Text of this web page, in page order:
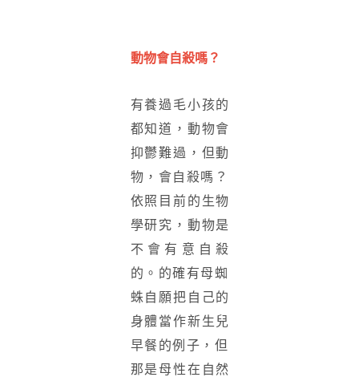
動物會自殺嗎？
有養過毛小孩的
都知道，動物會
抑鬱難過，但動
物，會自殺嗎？
依照目前的生物
學研究，動物是
不會有意自殺
的。 的確有母蜘
蛛自願把自己的
身體當作新生兒
早餐的例子， 但
那是母性在自然